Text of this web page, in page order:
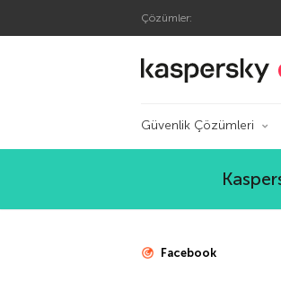
Çözümler:
Güvenlik Çözümleri
Facebook